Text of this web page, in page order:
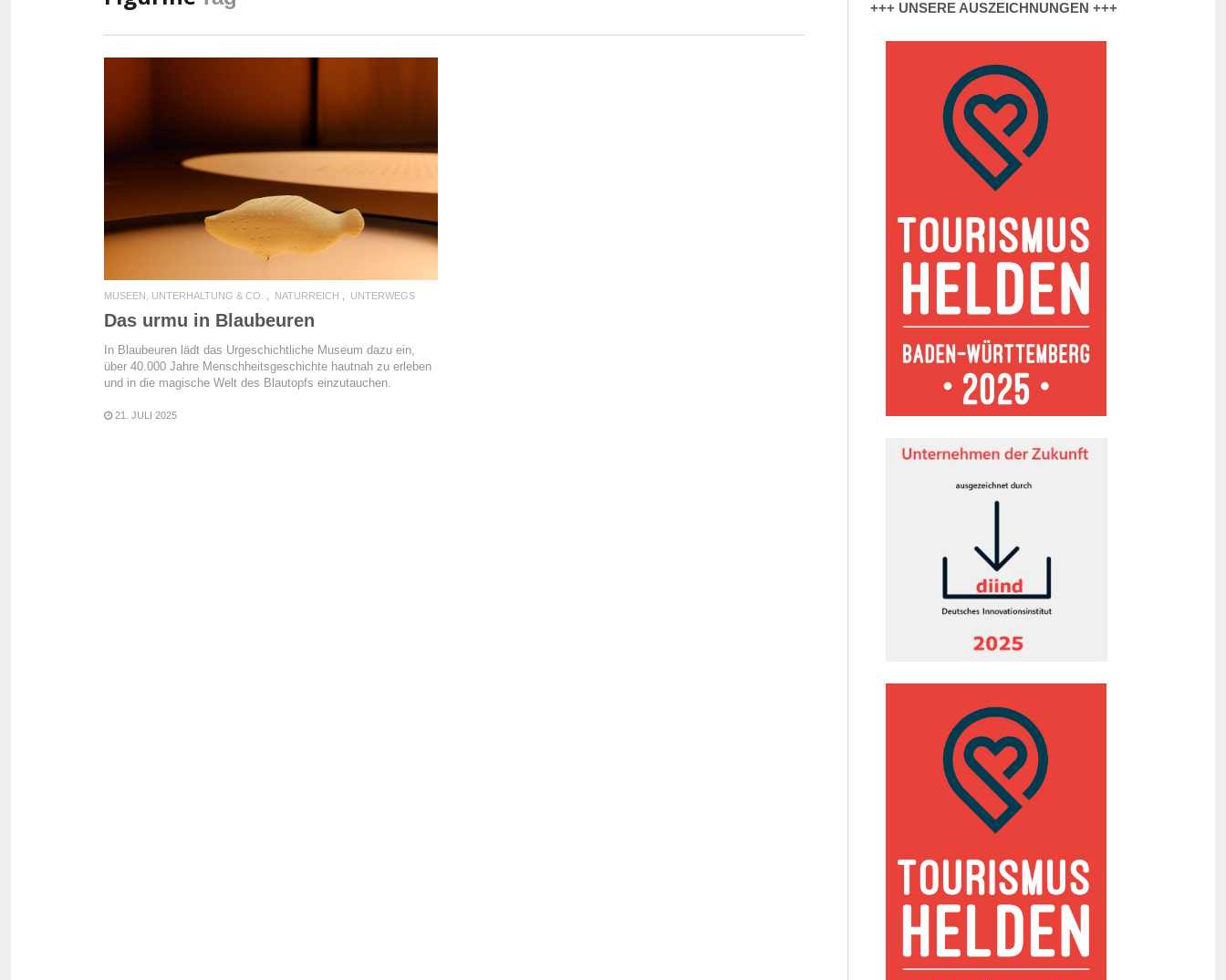
READ MORE
MUSEEN, UNTERHALTUNG & CO. NATURREICH UNTERWEGS
Das urmu in Blaubeuren
In Blaubeuren lädt das Urgeschichtliche Museum dazu ein,
über 40.000 Jahre Menschheitsgeschichte hautnah zu erleben
und in die magische Welt des Blautopfs einzutauchen.
21. JULI 2025
+++ UNSERE AUSZEICHNUNGEN +++